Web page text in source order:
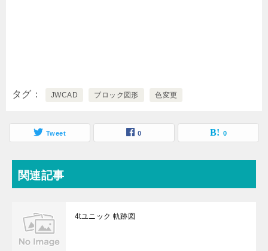
タグ JWCAD ブロック図形 色変更
Tweet 0 0
関連記事
4tユニック 軌跡図